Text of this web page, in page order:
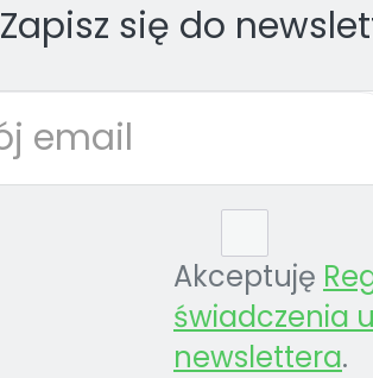
Zapisz się do
Akceptuję
świadczenia
newslettera.